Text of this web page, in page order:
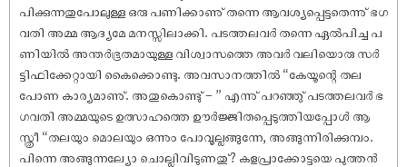
പിക്കുന്നതുപോലുള്ള ഒരു പണിക്കാണു് തന്നെ ആവശ്യപ്പെട്ടതെന്നു് ഭഗ
വതി അമ്മ ആദ്യമേ മനസ്സിലാക്കി. പടത്തലവർ തന്നെ ഏൽപിച്ച പ
ണിയിൽ അന്തർഭൂതമായുള്ള വിശ്വാസത്തെ അവർ വലിയൊരു സർ
ട്ടിഫിക്കേറ്റായി കൈക്കൊണ്ടു. അവസാനത്തിൽ “കേയൂന്റെ തല
പോണ കാര്യമാണു്. അതുകൊണ്ടു് – ” എന്നു് പറഞ്ഞു് പടത്തലവർ ഭ
ഗവതി അമ്മയുടെ ഉത്സാഹത്തെ ഊർജ്ജിതപ്പെടുത്തിയപ്പോൾ ആ
സ്ത്രീ “തലയും മൊലയും ഒന്നും പോവൂല്ലങ്ങുന്നേ, അങ്ങുന്നിരിക്കുമ്പം.
പിന്നെ അങ്ങുന്നല്യോ ചൊല്ലിവിടുണതു്? കളപ്രാക്കോട്ടയെ പുത്തൻ